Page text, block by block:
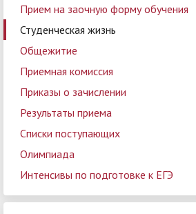
Прием на заочную форму обучения
Студенческая жизнь
Общежитие
Приемная комиссия
Приказы о зачислении
Результаты приема
Списки поступающих
Олимпиада
Интенсивы по подготовке к ЕГЭ